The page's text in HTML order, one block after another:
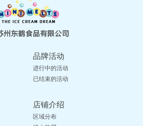
品牌活动
进行中的活动
已结束的活动
店铺介绍
区域分布